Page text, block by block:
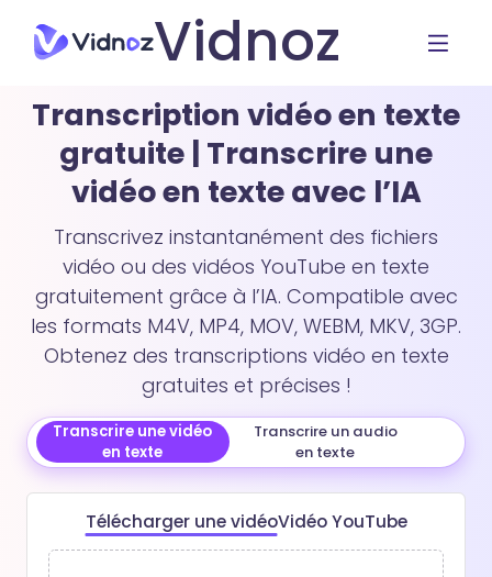
Vidnoz
Transcription vidéo en texte
gratuite | Transcrire une
vidéo en texte avec l’IA
Transcrivez instantanément des fichiers
vidéo ou des vidéos YouTube en texte
gratuitement grâce à l’IA. Compatible avec
les formats M4V, MP4, MOV, WEBM, MKV, 3GP.
Obtenez des transcriptions vidéo en texte
gratuites et précises !
Transcrire une vidéo
en texte
Transcrire un audio
en texte
Télécharger une vidéoVidéo YouTube